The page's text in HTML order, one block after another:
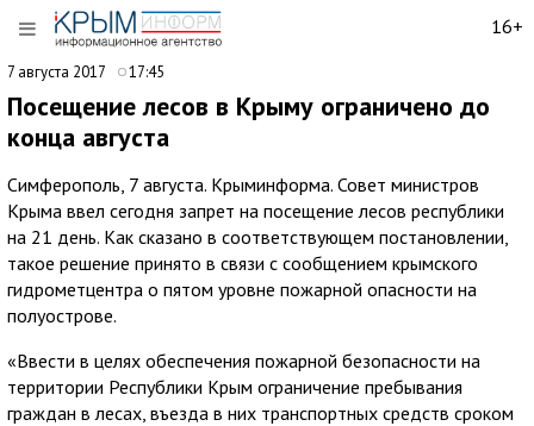
16+
7 августа 2017 17:45
Посещение лесов в Крыму ограничено до
конца августа
Симферополь, 7 августа. Крыминформа. Совет министров
Крыма ввел сегодня запрет на посещение лесов республики
на 21 день. Как сказано в соответствующем постановлении,
такое решение принято в связи с сообщением крымского
гидрометцентра о пятом уровне пожарной опасности на
полуострове.
«Ввести в целях обеспечения пожарной безопасности на
территории Республики Крым ограничение пребывания
граждан в лесах, въезда в них транспортных средств сроком